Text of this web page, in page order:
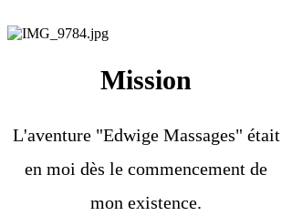
Mission
L'aventure "Edwige Massages" était
en moi dès le commencement de
mon existence.